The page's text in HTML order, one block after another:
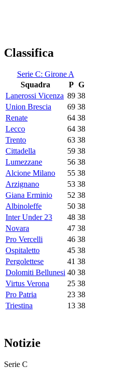
Classifica
Serie C: Girone A
Squadra
P G
Lanerossi Vicenza 89 38
Union Brescia
69 38
Renate
64 38
Lecco
64 38
Trento
63 38
Cittadella
59 38
Lumezzane
56 38
Alcione Milano
55 38
Arzignano
53 38
Giana Erminio
52 38
Albinoleffe
50 38
Inter Under 23
48 38
Novara
47 38
Pro Vercelli
46 38
Ospitaletto
45 38
Pergolettese
41 38
Dolomiti Bellunesi 40 38
Virtus Verona
25 38
Pro Patria
23 38
Triestina
13 38
Notizie
Serie C